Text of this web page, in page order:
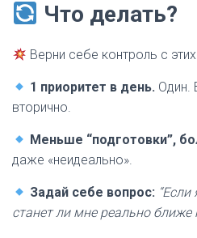
Что делать?
Верни себе контроль с
1 приоритет в день. Один.
вторично.
Меньше “подготовки”,
даже «неидеально».
Задай себе вопрос:
станет ли мне реально ближе